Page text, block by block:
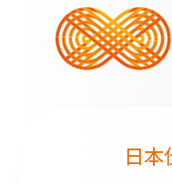
日本